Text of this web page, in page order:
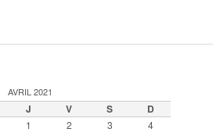
AVRIL 2021
J V S D
1 2 3
4